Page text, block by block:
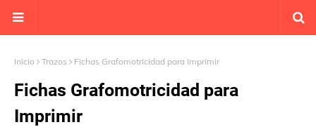
Inicio Trazos Fichas Grafomotricidad para Imprimir
Fichas Grafomotricidad para
Imprimir